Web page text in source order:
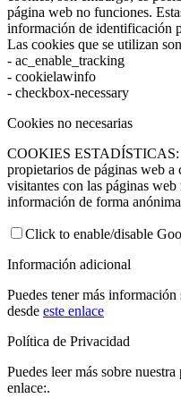
página web no funciones.
información de identificación
Las cookies que se utilizan
- ac_enable_tracking
- cookielawinfo
- checkbox-necessary
Cookies no necesarias
COOKIES ESTADÍSTICAS:
propietarios de páginas web
visitantes con las páginas
información de forma
Click to enable/disable
Información adicional
Puedes tener más
desde este enlace
Política de Privacidad
Puedes leer más sobre
enlace:.